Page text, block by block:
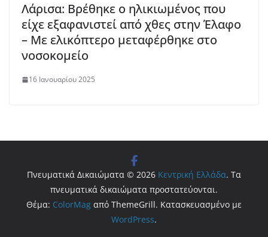
Λάρισα: Βρέθηκε ο ηλικιωμένος που
είχε εξαφανιστεί από χθες στην Έλαφο
– Με ελικόπτερο μεταφέρθηκε στο
νοσοκομείο
16 Ιανουαρίου 2025
Πνευματικά Δικαιώματα © 2026 Κεντρική Ελλάδα. Τα
πνευματικά δικαιώματα προστατεύονται.
Θέμα: ColorMag από ThemeGrill. Κατασκευασμένο με
WordPress.